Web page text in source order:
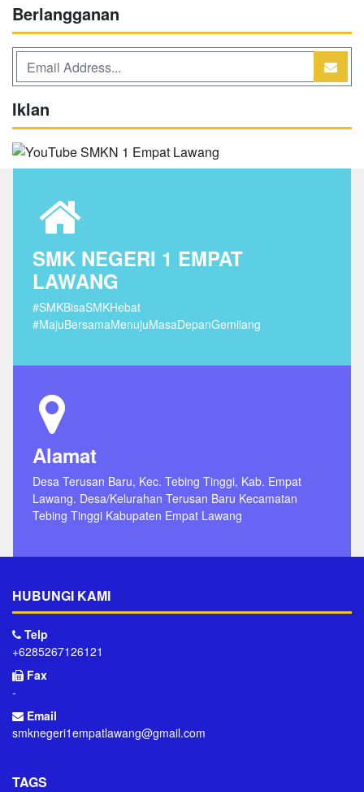
Berlangganan
Iklan
SMK NEGERI 1 EMPAT
LAWANG
#SMKBisaSMKHebat
#MajuBersamaMenujuMasaDepanGemilang
Alamat
Desa Terusan Baru, Kec. Tebing Tinggi, Kab. Empat
Lawang. Desa/Kelurahan Terusan Baru Kecamatan
Tebing Tinggi Kabupaten Empat Lawang
HUBUNGI KAMI
Telp
+6285267126121
Fax
-
Email
smknegeri1empatlawang@gmail.com
TAGS